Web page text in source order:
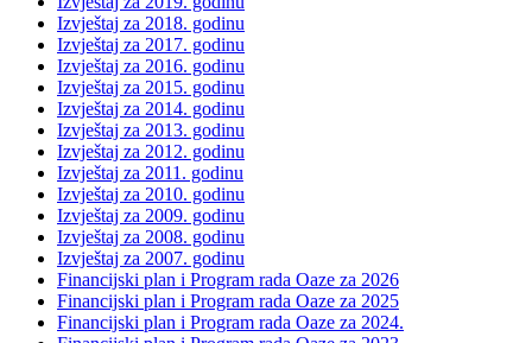
Izvještaj za 2018. godinu
Izvještaj za 2017. godinu
Izvještaj za 2016. godinu
Izvještaj za 2015. godinu
Izvještaj za 2014. godinu
Izvještaj za 2013. godinu
Izvještaj za 2012. godinu
Izvještaj za 2011. godinu
Izvještaj za 2010. godinu
Izvještaj za 2009. godinu
Izvještaj za 2008. godinu
Izvještaj za 2007. godinu
Financijski plan i Program rada Oaze za 2026
Financijski plan i Program rada Oaze za 2025
Financijski plan i Program rada Oaze za 2024.